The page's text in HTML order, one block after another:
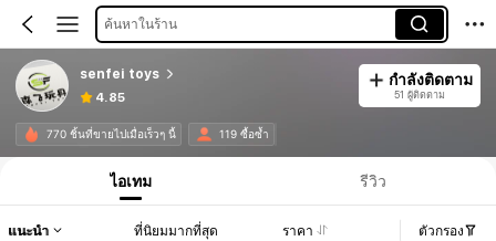
ค้นหาในร้าน
senfei toys
4.85
กำลังติดตาม
51 ผู้ติดตาม
770 ชิ้นที่ขายไปเมื่อเร็วๆ นี้ 119 ซื้อซ้ำ
ไอเทม รีวิว
แนะนำ ที่นิยมมากที่สุด ราคา ตัวกรอง